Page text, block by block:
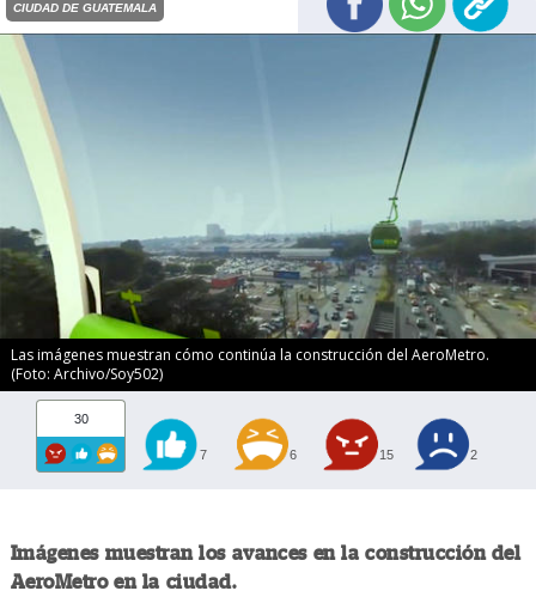
CIUDAD DE GUATEMALA
Las imágenes muestran cómo continúa la construcción del AeroMetro.
(Foto: Archivo/Soy502)
30
7 6 15 2
Imágenes muestran los avances en la construcción del
AeroMetro en la ciudad.